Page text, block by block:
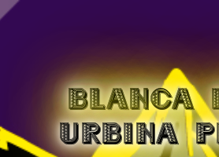
BLANCA
URBINA